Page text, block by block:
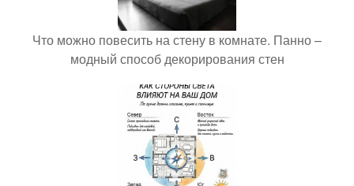
Что можно повесить на стену в комнате. Панно –
модный способ декорирования стен